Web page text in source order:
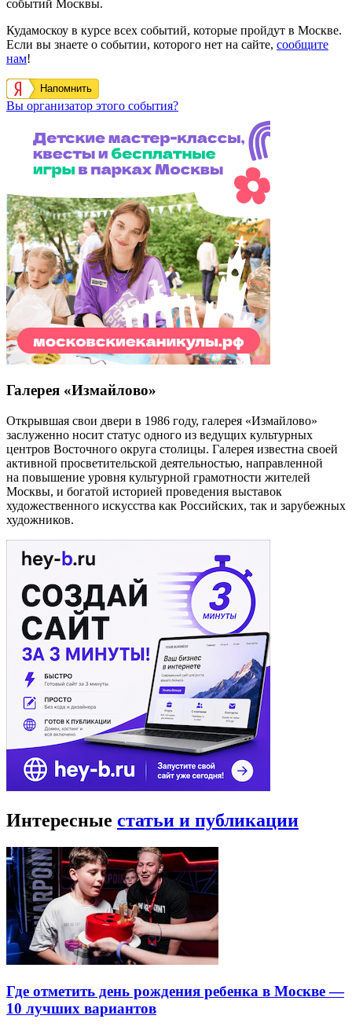
событий Москвы.
Кудамоскоу в курсе всех событий, которые пройдут в Москве.
Если вы знаете о событии, которого нет на сайте, сообщите
нам!
Напомнить
Вы организатор этого события?
Галерея «Измайлово»
Открывшая свои двери в 1986 году, галерея «Измайлово»
заслуженно носит статус одного из ведущих культурных
центров Восточного округа столицы. Галерея известна своей
активной просветительской деятельностью, направленной
на повышение уровня культурной грамотности жителей
Москвы, и богатой историей проведения выставок
художественного искусства как Российских, так и зарубежных
художников.
Интересные статьи и публикации
Где отметить день рождения ребенка в Москве —
10 лучших вариантов